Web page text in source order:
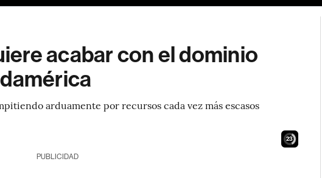
acabar con el dominio
arduamente por recursos cada vez más escasos
22
PUBLICIDAD